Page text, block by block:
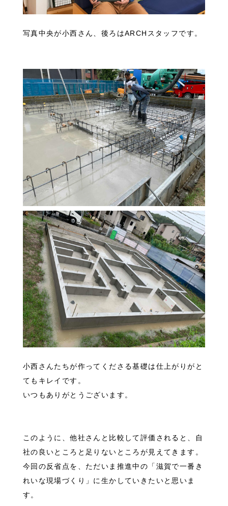
写真中央が小西さん、後ろはARCHスタッフです。
小西さんたちが作ってくださる基礎は仕上がりがと
てもキレイです。
いつもありがとうございます。
このように、他社さんと比較して評価されると、自
社の良いところと足りないところが見えてきます。
今回の反省点を、ただいま推進中の「滋賀で一番き
れいな現場づくり」に生かしていきたいと思いま
す。